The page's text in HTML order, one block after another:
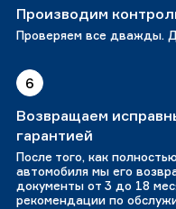
Производим
Проверяем все дважды.
6
Возвращаем
гарантией
После того, как
автомобиля мы его
документы от 3 до 18
рекомендации по